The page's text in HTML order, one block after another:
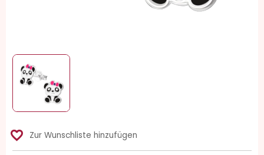
favorite_border Zur Wunschliste hinzufügen